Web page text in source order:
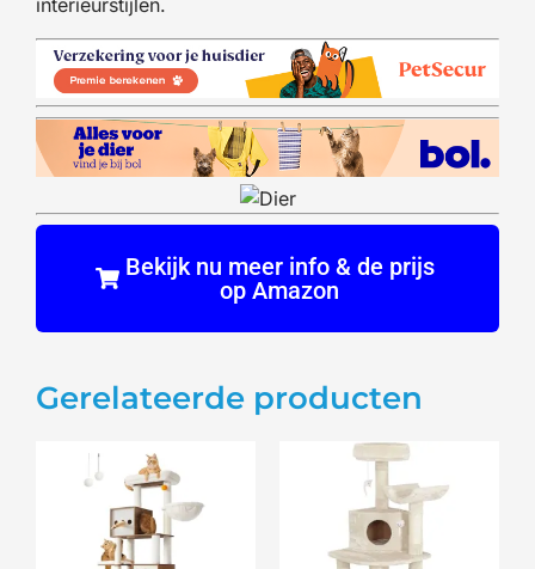
interieurstijlen.
Bekijk nu meer info & de prijs
op Amazon
Gerelateerde producten